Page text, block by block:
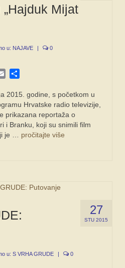
Mijat
u: NAJAVE | 0
Email
2015. godine, s početkom u
Hrvatske radio televizije,
prikazana reportaža o
i Branku, koji su snimili film
je … pročitajte više
27
STU 2015
u: S VRHA GRUDE 0